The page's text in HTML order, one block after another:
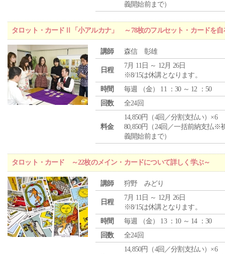
義開始前まで）
タロット・カードⅡ「小アルカナ」 ～78枚のフルセット・カードを自
講師 森信 彰雄
日程
7月 11日 ～ 12月 26日
※8/15は休講となります。
時間
毎週 （金） 11 ：30 ～ 12 ：50
回数
全24回
料金
14,850円（4回／分割支払い）×6
80,850円（24回／一括前納支払※
義開始前まで）
タロット・カード ～22枚のメイン・カードについて詳しく学ぶ～
講師 狩野 みどり
日程
7月 11日 ～ 12月 26日
※8/15は休講となります。
時間
毎週 （金） 13 ：10 ～ 14 ：30
回数
全24回
14,850円（4回／分割支払い）×6